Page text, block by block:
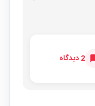
2 دیدگاه